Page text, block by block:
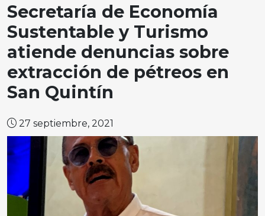
Secretaría de Economía
Sustentable y Turismo
atiende denuncias sobre
extracción de pétreos en
San Quintín
27 septiembre, 2021